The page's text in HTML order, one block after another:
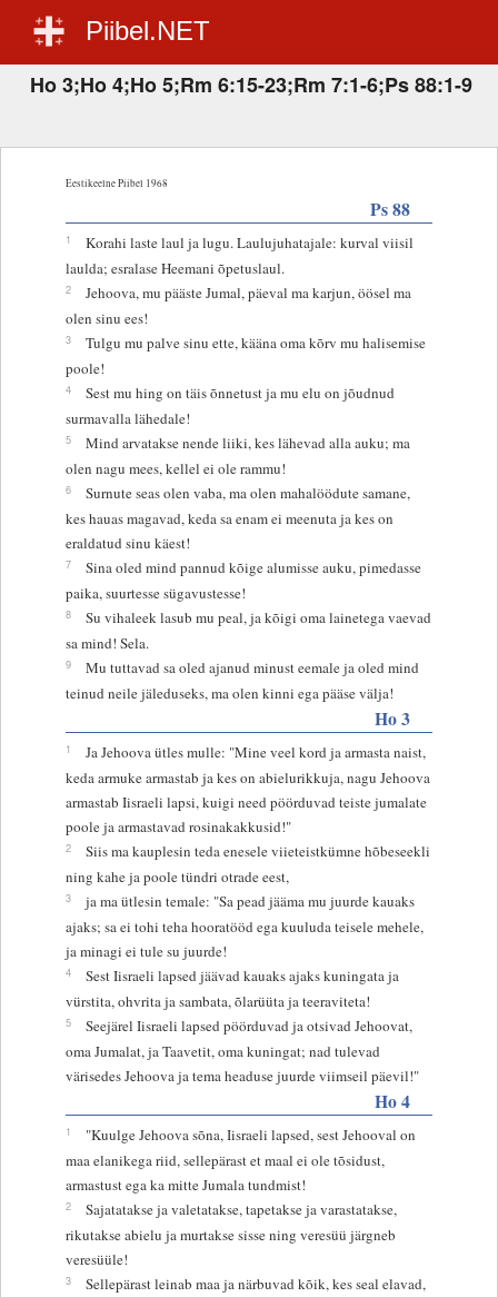
Piibel.NET
Ho 3;Ho 4;Ho 5;Rm 6:15-23;Rm 7:1-6;Ps 88:1-9
Eestikeelne Piibel 1968
Ps 88
1
Korahi laste laul ja lugu. Laulujuhatajale: kurval viisil
laulda; esralase Heemani õpetuslaul.
2
Jehoova, mu pääste Jumal, päeval ma karjun, öösel ma
olen sinu ees!
3
Tulgu mu palve sinu ette, kääna oma kõrv mu halisemise
poole!
4
Sest mu hing on täis õnnetust ja mu elu on jõudnud
surmavalla lähedale!
5
Mind arvatakse nende liiki, kes lähevad alla auku; ma
olen nagu mees, kellel ei ole rammu!
6
Surnute seas olen vaba, ma olen mahalöödute samane,
kes hauas magavad, keda sa enam ei meenuta ja kes on
eraldatud sinu käest!
7
Sina oled mind pannud kõige alumisse auku, pimedasse
paika, suurtesse sügavustesse!
8
Su vihaleek lasub mu peal, ja kõigi oma lainetega vaevad
sa mind! Sela.
9
Mu tuttavad sa oled ajanud minust eemale ja oled mind
teinud neile jäleduseks, ma olen kinni ega pääse välja!
Ho 3
1
Ja Jehoova ütles mulle: "Mine veel kord ja armasta naist,
keda armuke armastab ja kes on abielurikkuja, nagu Jehoova
armastab Iisraeli lapsi, kuigi need pöörduvad teiste jumalate
poole ja armastavad rosinakakkusid!"
2
Siis ma kauplesin teda enesele viieteistkümne hõbeseekli
ning kahe ja poole tündri otrade eest,
3
ja ma ütlesin temale: "Sa pead jääma mu juurde kauaks
ajaks; sa ei tohi teha hooratööd ega kuuluda teisele mehele,
ja minagi ei tule su juurde!
4
Sest Iisraeli lapsed jäävad kauaks ajaks kuningata ja
vürstita, ohvrita ja sambata, õlarüüta ja teeraviteta!
5
Seejärel Iisraeli lapsed pöörduvad ja otsivad Jehoovat,
oma Jumalat, ja Taavetit, oma kuningat; nad tulevad
värisedes Jehoova ja tema headuse juurde viimseil päevil!"
Ho 4
1
"Kuulge Jehoova sõna, Iisraeli lapsed, sest Jehooval on
maa elanikega riid, sellepärast et maal ei ole tõsidust,
armastust ega ka mitte Jumala tundmist!
2
Sajatatakse ja valetatakse, tapetakse ja varastatakse,
rikutakse abielu ja murtakse sisse ning veresüü järgneb
veresüüle!
3
Sellepärast leinab maa ja närbuvad kõik, kes seal elavad,